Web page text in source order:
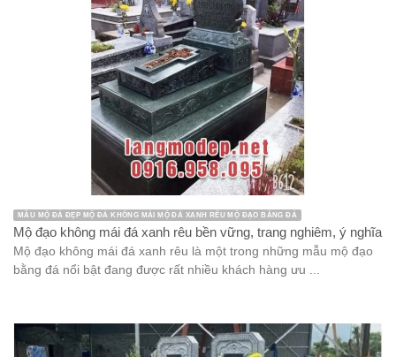
MẪU MỘ ĐÁ ĐẸP MỘ ĐÁ KHÔNG MÁI MỘ ĐÁ XANH RÊU MỘ ĐẠO BẰNG ĐÁ
Mộ đạo không mái đá xanh rêu bền vững, trang nghiêm, ý nghĩa
Mộ đạo không mái đá xanh rêu là một trong những mẫu mộ đạo
bằng đá nổi bật đang được rất nhiều khách hàng ưu ...